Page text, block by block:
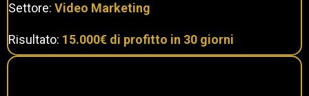
Settore: Video Marketing
Risultato: 15.000€ di profitto in 30 giorni